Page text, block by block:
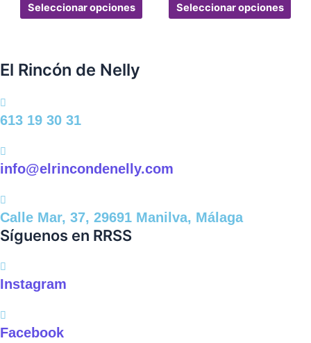
Seleccionar opciones
de
Seleccionar opciones
de
El Rincón de Nelly
613 19 30 31
info@elrincondenelly.com
Calle Mar, 37, 29691 Manilva, Málaga
Síguenos en RRSS
Instagram
Facebook